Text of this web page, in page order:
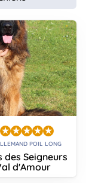
POIL LONG
des Seigneurs
d'Amour